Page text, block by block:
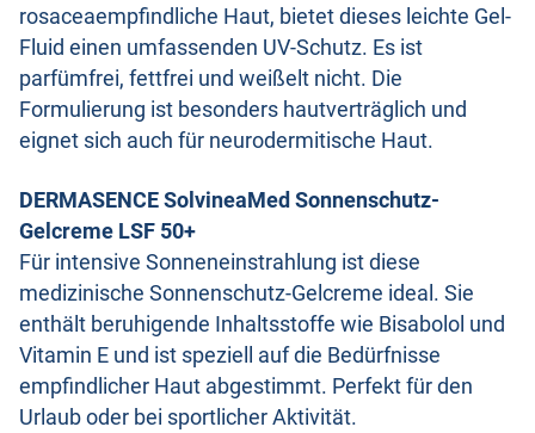
rosaceaempfindliche Haut, bietet dieses leichte Gel-
Fluid einen umfassenden UV-Schutz. Es ist
parfümfrei, fettfrei und weißelt nicht. Die
Formulierung ist besonders hautverträglich und
eignet sich auch für neurodermitische Haut.
DERMASENCE SolvineaMed Sonnenschutz-
Gelcreme LSF 50+
Für intensive Sonneneinstrahlung ist diese
medizinische Sonnenschutz-Gelcreme ideal. Sie
enthält beruhigende Inhaltsstoffe wie Bisabolol und
Vitamin E und ist speziell auf die Bedürfnisse
empfindlicher Haut abgestimmt. Perfekt für den
Urlaub oder bei sportlicher Aktivität.